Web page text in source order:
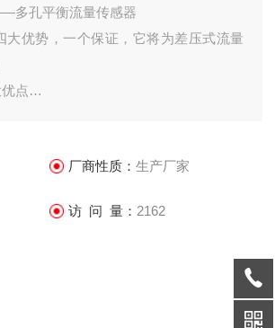
多孔平衡流量传感器
大优势，一个保证，它将为差压式流量
点
---30:1(为孔板的3---10倍)
厂商性质： 生产厂家
访 问 量： 2162